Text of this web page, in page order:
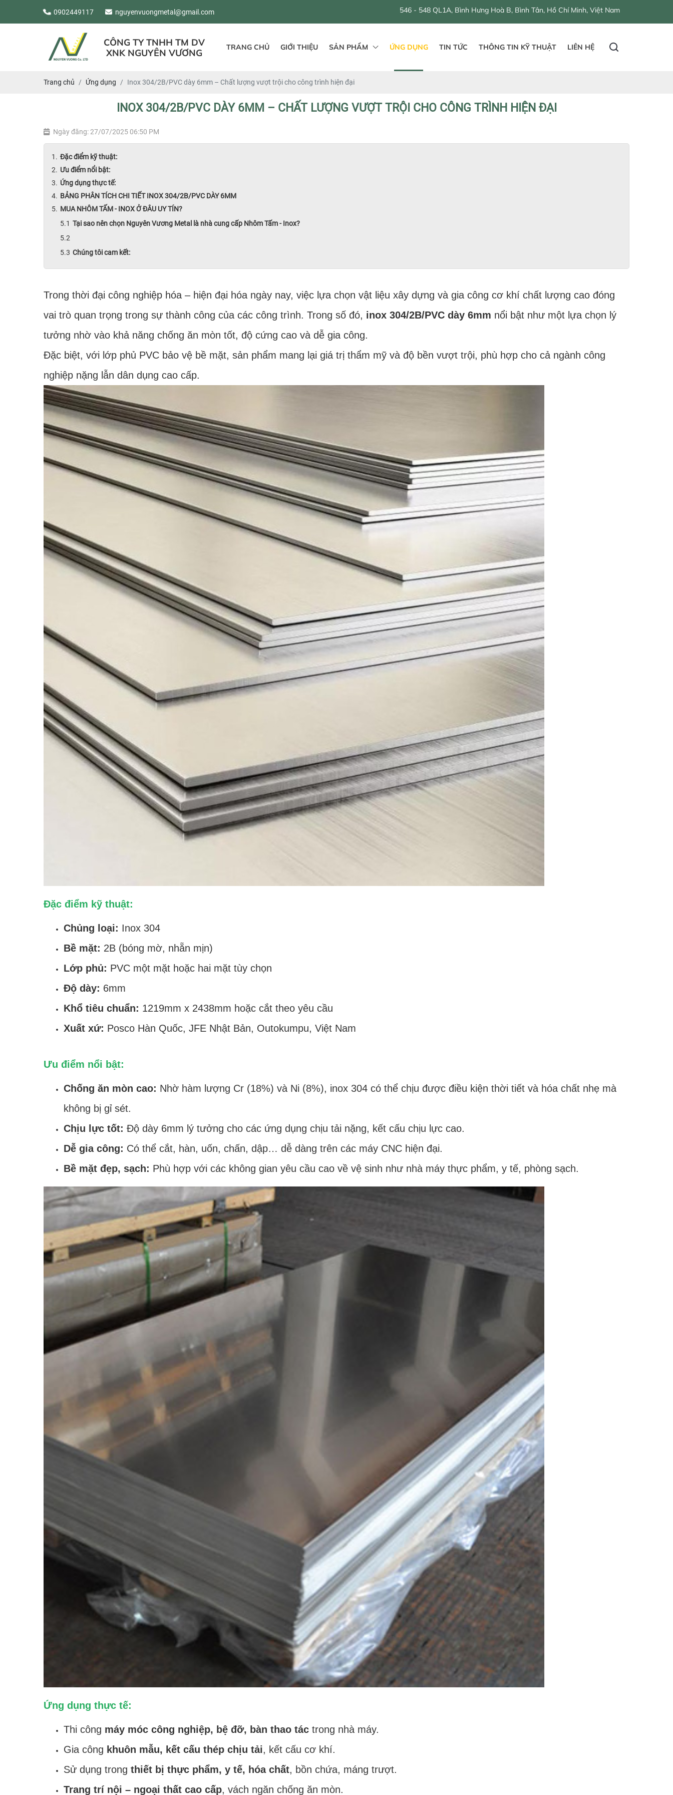
0902449117 nguyenvuongmetal@gmail.com 546 - 548 QL1A, Bình Hưng Hoà B, Bình Tân, Hồ Chí Minh, Việt Nam
CÔNG TY TNHH TM DV
XNK NGUYÊN VƯƠNG
TRANG CHỦ GIỚI THIỆU SẢN PHẨM ỨNG DỤNG TIN TỨC THÔNG TIN KỸ THUẬT LIÊN HỆ
Trang chủ Ứng dụng Inox 304/2B/PVC dày 6mm – Chất lượng vượt trội cho công trình hiện đại
INOX 304/2B/PVC DÀY 6MM – CHẤT LƯỢNG VƯỢT TRỘI CHO CÔNG TRÌNH HIỆN ĐẠI
Ngày đăng: 27/07/2025 06:50 PM
Đặc điểm kỹ thuật:
Ưu điểm nổi bật:
Ứng dụng thực tế:
BẢNG PHÂN TÍCH CHI TIẾT INOX 304/2B/PVC DÀY 6MM
MUA NHÔM TẤM - INOX Ở ĐÂU UY TÍN?
Tại sao nên chọn Nguyên Vương Metal là nhà cung cấp Nhôm Tấm - Inox?
Chúng tôi cam kết:
Trong thời đại công nghiệp hóa – hiện đại hóa ngày nay, việc lựa chọn vật liệu xây dựng và gia công cơ khí chất lượng cao đóng
vai trò quan trọng trong sự thành công của các công trình. Trong số đó, inox 304/2B/PVC dày 6mm nổi bật như một lựa chọn lý
tưởng nhờ vào khả năng chống ăn mòn tốt, độ cứng cao và dễ gia công.
Đặc biệt, với lớp phủ PVC bảo vệ bề mặt, sản phẩm mang lại giá trị thẩm mỹ và độ bền vượt trội, phù hợp cho cả ngành công
nghiệp nặng lẫn dân dụng cao cấp.
Đặc điểm kỹ thuật:
Chủng loại: Inox 304
Bề mặt: 2B (bóng mờ, nhẵn mịn)
Lớp phủ: PVC một mặt hoặc hai mặt tùy chọn
Độ dày: 6mm
Khổ tiêu chuẩn: 1219mm x 2438mm hoặc cắt theo yêu cầu
Xuất xứ: Posco Hàn Quốc, JFE Nhật Bản, Outokumpu, Việt Nam
Ưu điểm nổi bật:
Chống ăn mòn cao: Nhờ hàm lượng Cr (18%) và Ni (8%), inox 304 có thể chịu được điều kiện thời tiết và hóa chất nhẹ mà
không bị gỉ sét.
Chịu lực tốt: Độ dày 6mm lý tưởng cho các ứng dụng chịu tải nặng, kết cấu chịu lực cao.
Dễ gia công: Có thể cắt, hàn, uốn, chấn, dập… dễ dàng trên các máy CNC hiện đại.
Bề mặt đẹp, sạch: Phù hợp với các không gian yêu cầu cao về vệ sinh như nhà máy thực phẩm, y tế, phòng sạch.
Ứng dụng thực tế:
Thi công máy móc công nghiệp, bệ đỡ, bàn thao tác trong nhà máy.
Gia công khuôn mẫu, kết cấu thép chịu tải, kết cấu cơ khí.
Sử dụng trong thiết bị thực phẩm, y tế, hóa chất, bồn chứa, máng trượt.
Trang trí nội – ngoại thất cao cấp, vách ngăn chống ăn mòn.